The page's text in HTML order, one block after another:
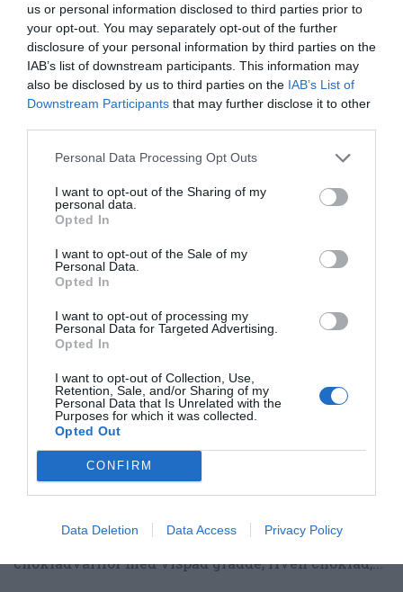
us or personal information disclosed to third parties prior to
your opt-out. You may separately opt-out of the further
disclosure of your personal information by third parties on the
IAB’s list of downstream participants. This information may
also be disclosed by us to third parties on the IAB’s List of
Downstream Participants that may further disclose it to other
Personal Data Processing Opt Outs
I want to opt-out of the Sharing of my
personal data.
Opted In
I want to opt-out of the Sale of my
Personal Data.
Opted In
I want to opt-out of processing my
Personal Data for Targeted Advertising.
Opted In
I want to opt-out of Collection, Use,
Retention, Sale, and/or Sharing of my
Personal Data that Is Unrelated with the
Purposes for which it was collected.
Opted Out
CONFIRM
Data Deletion Data Access Privacy Policy
All-in våfflor extra allt
All-in våfflor med extra allt på. Grädda frasvåfflor
och ös på med topping. Du kan ta allt du gillar -...
Nyfiken på vad våfflor med choklad smakar? Prova
chokladvåfflor med vispad grädde, riven choklad,...
RECEPT